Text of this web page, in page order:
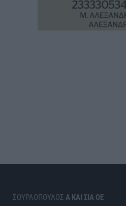
ΣΟΥΡΛΟΠΟΥΛΟΣ Α ΚΑΙ ΣΙΑ ΟΕ